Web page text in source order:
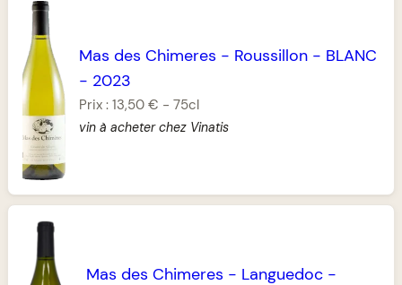
Mas des Chimeres - Roussillon- BLANC
- 2023
Prix : 13,50 € - 75cl
vin à acheter chez Vinatis
Mas des Chimeres - Languedoc -